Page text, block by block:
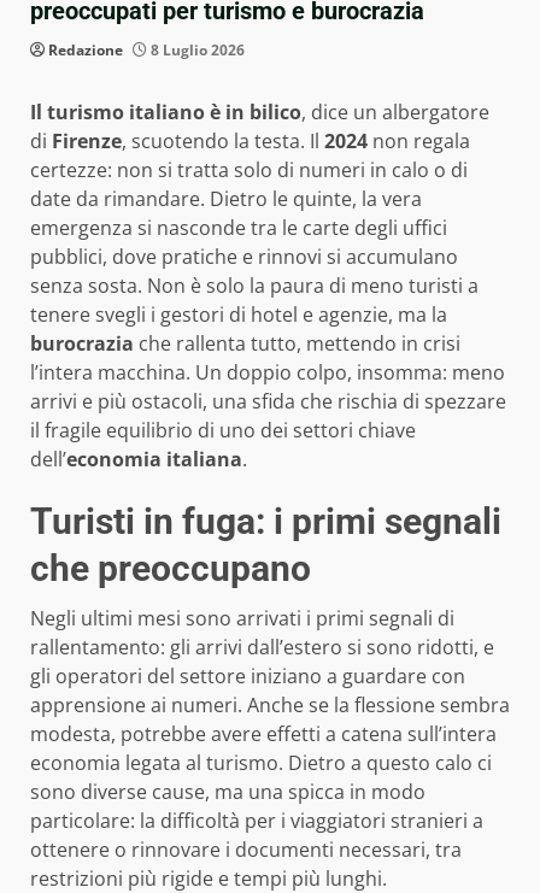
preoccupati per turismo e burocrazia
Redazione 8 Luglio 2026
Il turismo italiano è in bilico, dice un albergatore
di Firenze, scuotendo la testa. Il 2024 non regala
certezze: non si tratta solo di numeri in calo o di
date da rimandare. Dietro le quinte, la vera
emergenza si nasconde tra le carte degli uffici
pubblici, dove pratiche e rinnovi si accumulano
senza sosta. Non è solo la paura di meno turisti a
tenere svegli i gestori di hotel e agenzie, ma la
burocrazia che rallenta tutto, mettendo in crisi
l’intera macchina. Un doppio colpo, insomma: meno
arrivi e più ostacoli, una sfida che rischia di spezzare
il fragile equilibrio di uno dei settori chiave
dell’economia italiana.
Turisti in fuga: i primi segnali
che preoccupano
Negli ultimi mesi sono arrivati i primi segnali di
rallentamento: gli arrivi dall’estero si sono ridotti, e
gli operatori del settore iniziano a guardare con
apprensione ai numeri. Anche se la flessione sembra
modesta, potrebbe avere effetti a catena sull’intera
economia legata al turismo. Dietro a questo calo ci
sono diverse cause, ma una spicca in modo
particolare: la difficoltà per i viaggiatori stranieri a
ottenere o rinnovare i documenti necessari, tra
restrizioni più rigide e tempi più lunghi.